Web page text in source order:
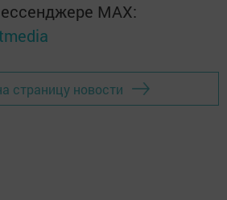
MАХ:
страницу новости